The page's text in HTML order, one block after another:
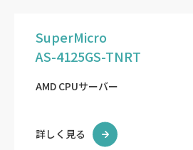
SuperMicro
AS-4125GS-TNRT
AMD CPUサーバー
詳しく見る